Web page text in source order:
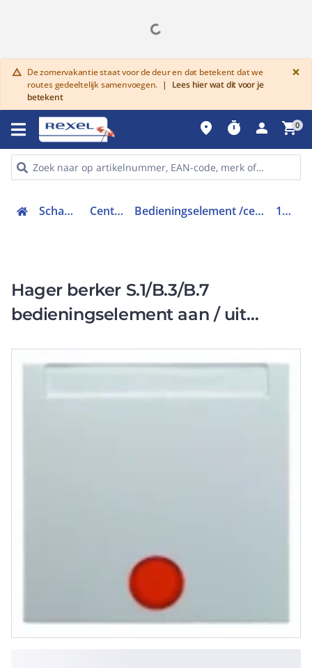
warning De zomervakantie staat voor de deur en dat betekent dat we
routes gedeeltelijk samenvoegen. |
Lees hier wat dit voor je
betekent
×
place timer person shopping_cart0
Schakelmateriaal Centraalplaten Bedieningselement /centraalplaat schakelmateriaal 16288989
Hager berker S.1/B.3/B.7
bedieningselement aan / uit